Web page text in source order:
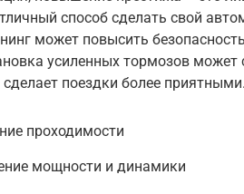
способ сделать свой
может повысить
усиленных тормозов может
поездки более приятными.
проходимости
мощности и динамики